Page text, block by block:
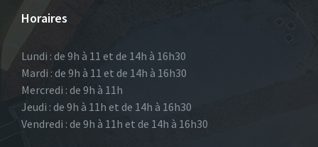
Horaires
Lundi : de 9h à 11 et de 14h à 16h30
Mardi : de 9h à 11 et de 14h à 16h30
Mercredi : de 9h à 11h
Jeudi : de 9h à 11h et de 14h à 16h30
Vendredi : de 9h à 11h et de 14h à 16h30